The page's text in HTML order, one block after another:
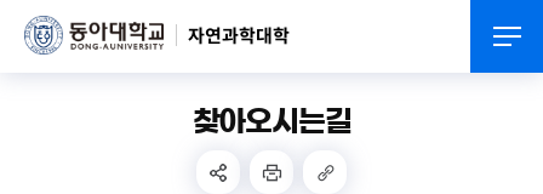
자연과학대학
찾아오시는길